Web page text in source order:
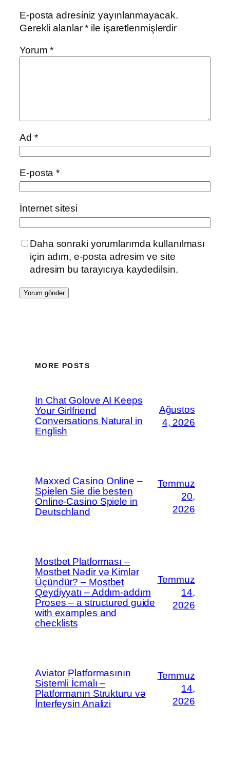
E-posta adresiniz yayınlanmayacak.
Gerekli alanlar* ile işaretlenmişlerdir
Yorum*
Ad *
E-posta*
İnternet sitesi
Daha sonraki yorumlarımda kullanılması
için adım, e-posta adresim ve site
adresim bu tarayıcıya kaydedilsin.
MORE POSTS
In Chat Golove AI Keeps
Your Girlfriend
Conversations Natural in
English
Ağustos
4, 2026
Maxxed Casino Online –
Spielen Sie die besten
Online-Casino Spiele in
Deutschland
Temmuz
20,
2026
Mostbet Platforması –
Mostbet Nədir və Kimlər
Üçündür? – Mostbet
Qeydiyyatı – Addım-addım
Proses – a structured guide
with examples and
checklists
Temmuz
14,
2026
Aviator Platformasının
Sistemli İcmalı –
Platformanın Strukturu və
İnterfeysin Analizi
Temmuz
14,
2026